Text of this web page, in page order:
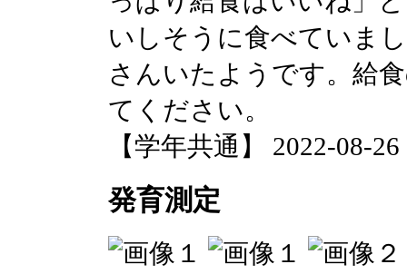
いしそうに食べていま
さんいたようです。給
てください。
【学年共通】 2022-08-
発育測定